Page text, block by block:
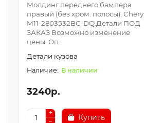
Молдинг переднего бампера
правый (без хром. полосы), Chery
M11-2803532BC-DQ.Детали ПОД
ЗАКАЗ Возможно изменение
цены. Оп..
Детали кузова
В наличии
3240р.
Купить